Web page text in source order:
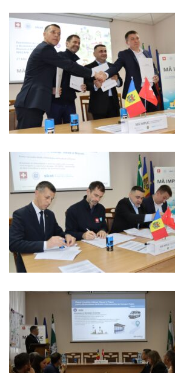
a
Impozitelor
şi
Taxelor
Locale
Serviciul
Juridic
Serviciul
în
Reglementarea
Regimului
Funciar
Serviciul
Relaţii
cu
Publicul